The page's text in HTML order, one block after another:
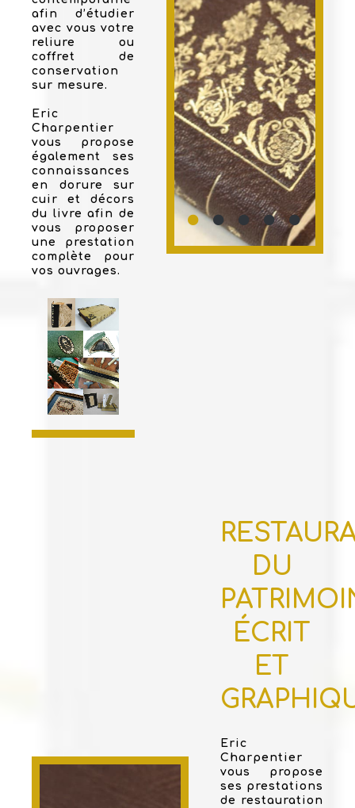
afin d’étudier
avec vous votre
reliure ou
coffret de
conservation
sur mesure.
Eric
Charpentier
vous propose
également ses
connaissances
en dorure sur
cuir et décors
du livre afin de
vous proposer
une prestation
complète pour
vos ouvrages.
DU
ÉCRIT
ET
Eric
Charpentier
vous propose
ses prestations
de restauration